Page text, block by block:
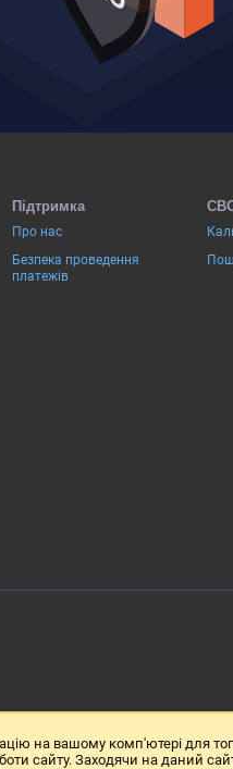
Підтримка
Про нас
Безпека проведення
платежів
на вашому комп'ютері для
сайту. Заходячи на даний